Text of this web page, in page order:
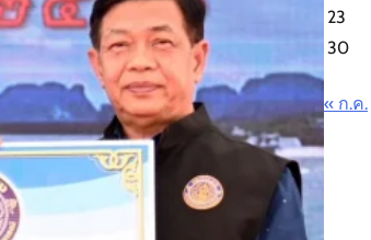
23
30
« ก.ค.